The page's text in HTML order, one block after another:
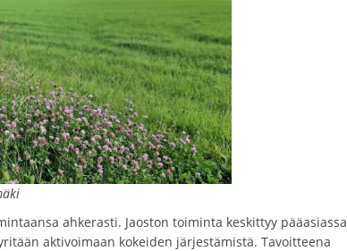
ahkerasti. Jaoston toiminta keskittyy pääasiassa
aktivoimaan kokeiden järjestämistä. Tavoitteena